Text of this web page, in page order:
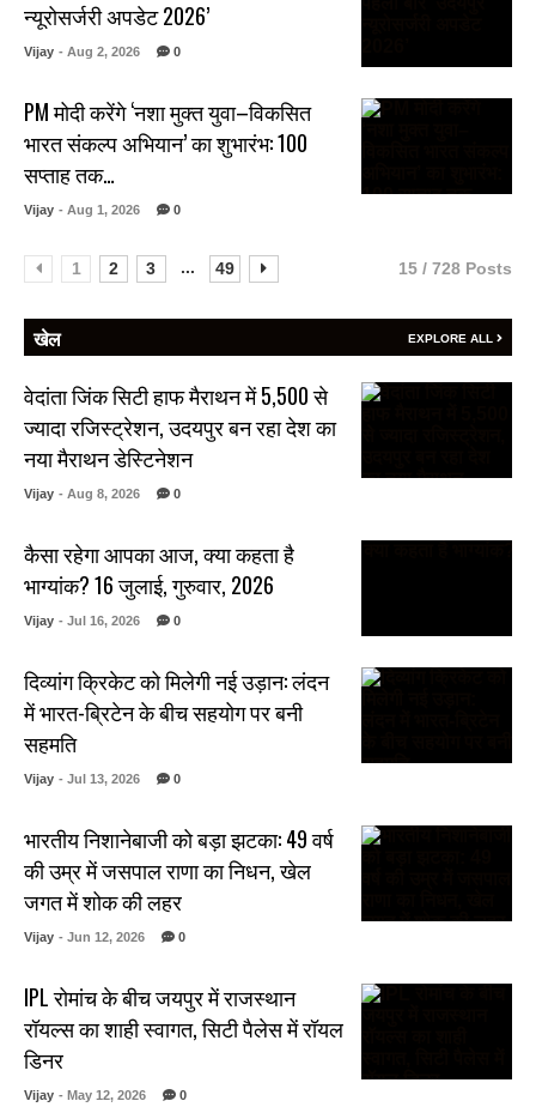
न्यूरोसर्जरी अपडेट 2026’
Vijay - Aug 2, 2026 0
PM मोदी करेंगे ‘नशा मुक्त युवा–विकसित
भारत संकल्प अभियान’ का शुभारंभ: 100
सप्ताह तक…
Vijay - Aug 1, 2026 0
1 2 3 ... 49 15 / 728 Posts
खेल EXPLORE ALL
वेदांता जिंक सिटी हाफ मैराथन में 5,500 से
ज्यादा रजिस्ट्रेशन, उदयपुर बन रहा देश का
नया मैराथन डेस्टिनेशन
Vijay - Aug 8, 2026 0
कैसा रहेगा आपका आज, क्या कहता है
भाग्यांक? 16 जुलाई, गुरुवार, 2026
Vijay - Jul 16, 2026 0
दिव्यांग क्रिकेट को मिलेगी नई उड़ान: लंदन
में भारत-ब्रिटेन के बीच सहयोग पर बनी
सहमति
Vijay - Jul 13, 2026 0
भारतीय निशानेबाजी को बड़ा झटका: 49 वर्ष
की उम्र में जसपाल राणा का निधन, खेल
जगत में शोक की लहर
Vijay - Jun 12, 2026 0
IPL रोमांच के बीच जयपुर में राजस्थान
रॉयल्स का शाही स्वागत, सिटी पैलेस में रॉयल
डिनर
Vijay - May 12, 2026 0